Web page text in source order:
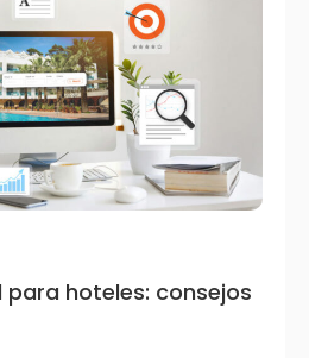
hoteles: consejos